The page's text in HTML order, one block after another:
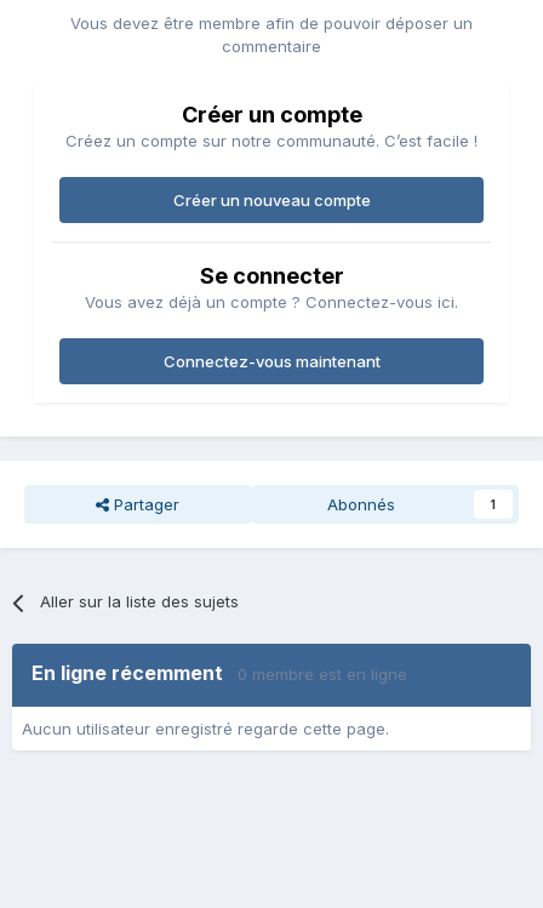
Vous devez être membre afin de pouvoir déposer un
commentaire
Créer un compte
Créez un compte sur notre communauté. C’est facile !
Créer un nouveau compte
Se connecter
Vous avez déjà un compte ? Connectez-vous ici.
Connectez-vous maintenant
Partager Abonnés 1
Aller sur la liste des sujets
En ligne récemment 0 membre est en ligne
Aucun utilisateur enregistré regarde cette page.